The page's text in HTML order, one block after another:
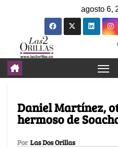
agosto 6,
Daniel Martínez,
hermoso de
Por Las Dos Orillas